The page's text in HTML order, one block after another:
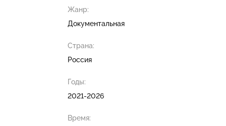
Жанр:
Документальная
Страна:
Россия
Годы:
2021-2026
Время: